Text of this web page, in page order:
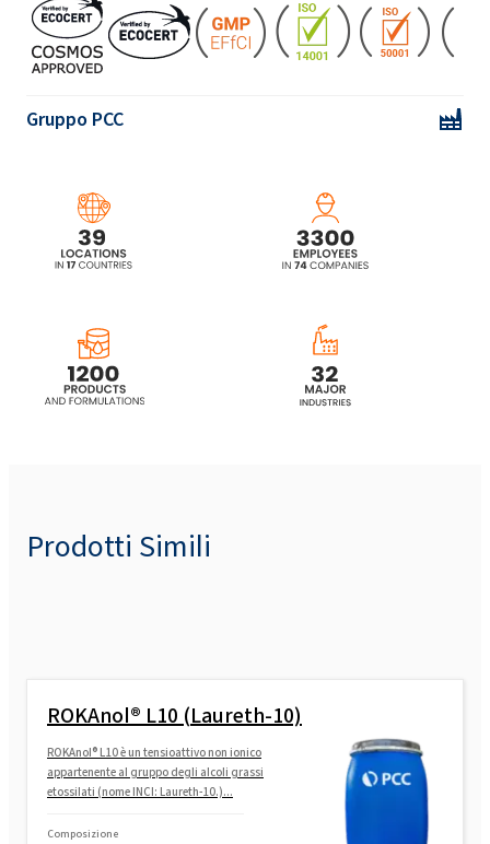
Gruppo PCC
ROKAmina®K40 (Cocamidopropyl Betaine)
ROKAmina®L30B (Lauril betaina)
ROKAmina®K40 MB (Cocamidopropyl
Betaine)
Prodotti Simili
ROKAnol® L10 (Laureth-10)
ROKAnol® L10 è un tensioattivo non ionico
appartenente al gruppo degli alcoli grassi
etossilati (nome INCI: Laureth-10.)...
Composizione